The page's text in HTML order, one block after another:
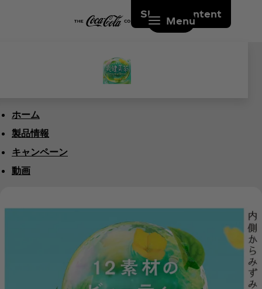
Skip to content
Menu
ホーム
製品情報
キャンペーン
動画